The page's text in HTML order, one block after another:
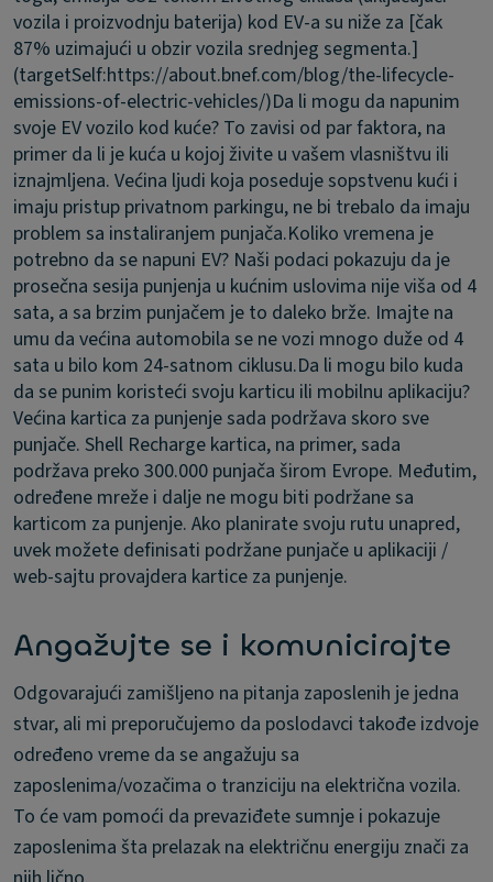
vozila i proizvodnju baterija) kod EV-a su niže za [čak
87% uzimajući u obzir vozila srednjeg segmenta.]
(targetSelf:https://about.bnef.com/blog/the-lifecycle-
emissions-of-electric-vehicles/)Da li mogu da napunim
svoje EV vozilo kod kuće? To zavisi od par faktora, na
primer da li je kuća u kojoj živite u vašem vlasništvu ili
iznajmljena. Većina ljudi koja poseduje sopstvenu kući i
imaju pristup privatnom parkingu, ne bi trebalo da imaju
problem sa instaliranjem punjača.Koliko vremena je
potrebno da se napuni EV? Naši podaci pokazuju da je
prosečna sesija punjenja u kućnim uslovima nije viša od 4
sata, a sa brzim punjačem je to daleko brže. Imajte na
umu da većina automobila se ne vozi mnogo duže od 4
sata u bilo kom 24-satnom ciklusu.Da li mogu bilo kuda
da se punim koristeći svoju karticu ili mobilnu aplikaciju?
Većina kartica za punjenje sada podržava skoro sve
punjače. Shell Recharge kartica, na primer, sada
podržava preko 300.000 punjača širom Evrope. Međutim,
određene mreže i dalje ne mogu biti podržane sa
karticom za punjenje. Ako planirate svoju rutu unapred,
uvek možete definisati podržane punjače u aplikaciji /
web-sajtu provajdera kartice za punjenje.
Angažujte se i komunicirajte
Odgovarajući zamišljeno na pitanja zaposlenih je jedna
stvar, ali mi preporučujemo da poslodavci takođe izdvoje
određeno vreme da se angažuju sa
zaposlenima/vozačima o tranziciju na električna vozila.
To će vam pomoći da prevaziđete sumnje i pokazuje
zaposlenima šta prelazak na električnu energiju znači za